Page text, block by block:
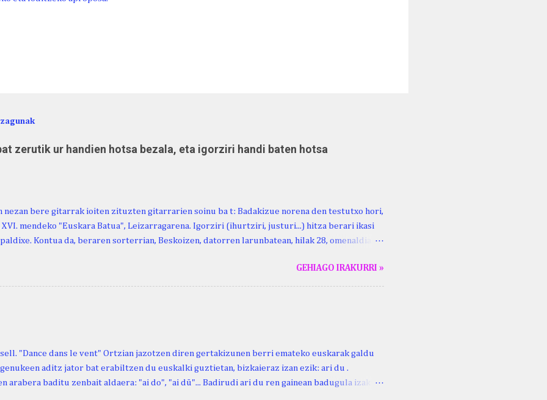
zerutik ur handien hotsa bezala, eta igorziri handi baten hotsa
nezan bere gitarrak ioiten zituzten gitarrarien soinu ba t: Badakizue norena den testutxo hori,
XVI. mendeko "Euskara Batua", Leizarragarena. Igorziri (ihurtziri, justuri...) hitza berari ikasi
Kontua da, beraren sorterrian, Beskoizen, datorren larunbatean, hilak 28, omenaldia
berri. "Leizarraga egun" izeneko omenaldia antolatu dute. Hauxe duzue Kristinari Henri
programa: - 15.00 Ongi etorria (herriko jantegian). - Henrike Knörr: Leizarraga-
GEHIAGO IRAKURRI »
"Dance dans le vent" Ortzian jazotzen diren gertakizunen berri emateko euskarak galdu
aditz jator bat erabiltzen du euskalki guztietan, bizkaieraz izan ezik: ari du .
arabera baditu zenbait aldaera: "ai do", "ai dü"... Badirudi ari du ren gainean badugula izaki